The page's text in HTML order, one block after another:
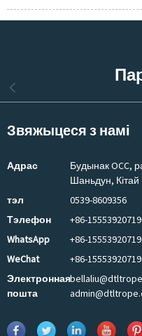
Звяжыцеся з намі
Адрас
Будынак OCC,
Шаньдун, Кітай
тэл
0539-8609356
Тэлефон
+86-15553920719
WhatsApp
+86-15553920719
WeChat
+86-15553920719
Электронная
пошта